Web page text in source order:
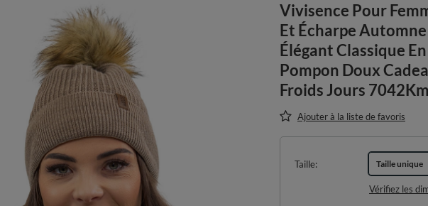
Vivisence Pour
Et Écharpe
Élégant Classique
Pompon Doux
Froids Jours
Ajouter à la liste de favoris
Taille Taille unique
Vérifiez les